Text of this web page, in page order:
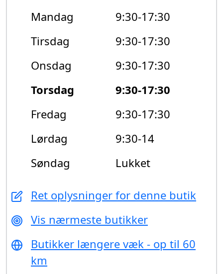
Mandag
9:30-17:30
Tirsdag
9:30-17:30
Onsdag
9:30-17:30
Torsdag
9:30-17:30
Fredag
9:30-17:30
Lørdag
9:30-14
Søndag
Lukket
Ret oplysninger for denne butik
Vis nærmeste butikker
Butikker længere væk - op til 60
km